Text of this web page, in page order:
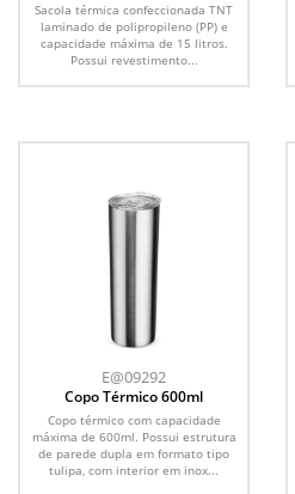
Sacola térmica confeccionada TNT
laminado de polipropileno (PP) e
capacidade máxima de 15 litros.
Possui revestimento...
E@09292
Copo Térmico 600ml
Copo térmico com capacidade
máxima de 600ml. Possui estrutura
de parede dupla em formato tipo
tulipa, com interior em inox...